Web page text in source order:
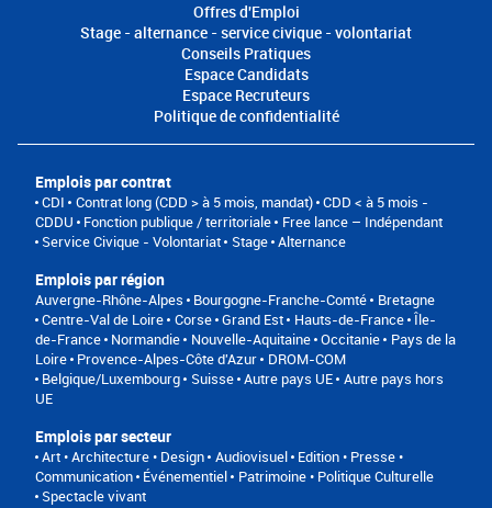
Offres d'Emploi
Stage - alternance - service civique - volontariat
Conseils Pratiques
Espace Candidats
Espace Recruteurs
Politique de confidentialité
Emplois par contrat
CDI Contrat long (CDD > à 5 mois, mandat) CDD < à 5 mois -
CDDU
Fonction publique / territoriale
Free lance – Indépendant
Service Civique - Volontariat
Stage Alternance
Emplois par région
Auvergne-Rhône-Alpes Bourgogne-Franche-Comté
Bretagne
Centre-Val de Loire Corse Grand Est Hauts-de-France Île-
de-France Normandie Nouvelle-Aquitaine Occitanie
Pays de la
Loire Provence-Alpes-Côte d'Azur
DROM-COM
Belgique/Luxembourg
Suisse Autre pays UE Autre pays hors
UE
Emplois par secteur
Art • Architecture • Design Audiovisuel Edition • Presse •
Communication Événementiel
Patrimoine • Politique Culturelle
Spectacle vivant